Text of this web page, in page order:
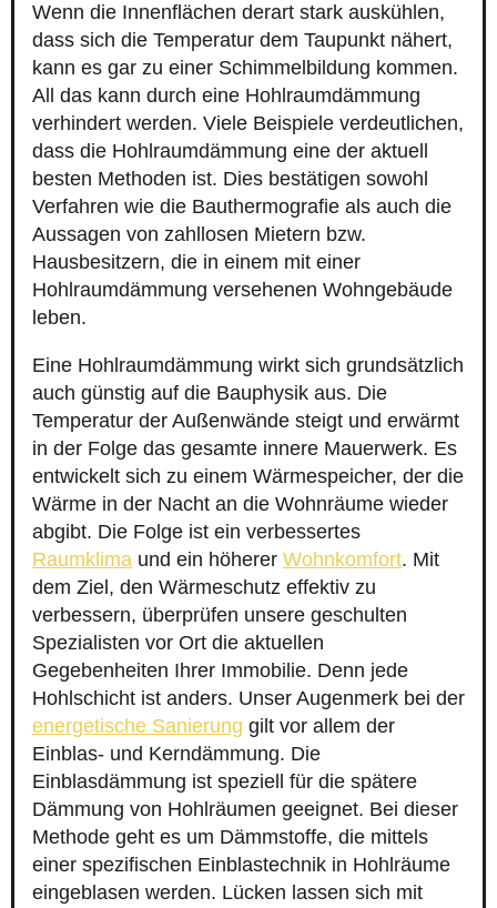
Wenn die Innenflächen derart stark auskühlen,
dass sich die Temperatur dem Taupunkt nähert,
kann es gar zu einer Schimmelbildung kommen.
All das kann durch eine Hohlraumdämmung
verhindert werden. Viele Beispiele verdeutlichen,
dass die Hohlraumdämmung eine der aktuell
besten Methoden ist. Dies bestätigen sowohl
Verfahren wie die Bauthermografie als auch die
Aussagen von zahllosen Mietern bzw.
Hausbesitzern, die in einem mit einer
Hohlraumdämmung versehenen Wohngebäude
leben.
Eine Hohlraumdämmung wirkt sich grundsätzlich
auch günstig auf die Bauphysik aus. Die
Temperatur der Außenwände steigt und erwärmt
in der Folge das gesamte innere Mauerwerk. Es
entwickelt sich zu einem Wärmespeicher, der die
Wärme in der Nacht an die Wohnräume wieder
abgibt. Die Folge ist ein verbessertes
Raumklima und ein höherer Wohnkomfort. Mit
dem Ziel, den Wärmeschutz effektiv zu
verbessern, überprüfen unsere geschulten
Spezialisten vor Ort die aktuellen
Gegebenheiten Ihrer Immobilie. Denn jede
Hohlschicht ist anders. Unser Augenmerk bei der
energetische Sanierung gilt vor allem der
Einblas- und Kerndämmung. Die
Einblasdämmung ist speziell für die spätere
Dämmung von Hohlräumen geeignet. Bei dieser
Methode geht es um Dämmstoffe, die mittels
einer spezifischen Einblastechnik in Hohlräume
eingeblasen werden. Lücken lassen sich mit